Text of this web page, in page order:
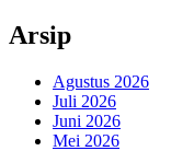
Arsip
Agustus 2026
Juli 2026
Juni 2026
Mei 2026